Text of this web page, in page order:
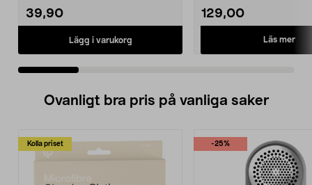
39,90
Lägg i varukorg
129,00
Läs mer
Ovanligt bra pris på vanliga saker
Kolla priset -25%